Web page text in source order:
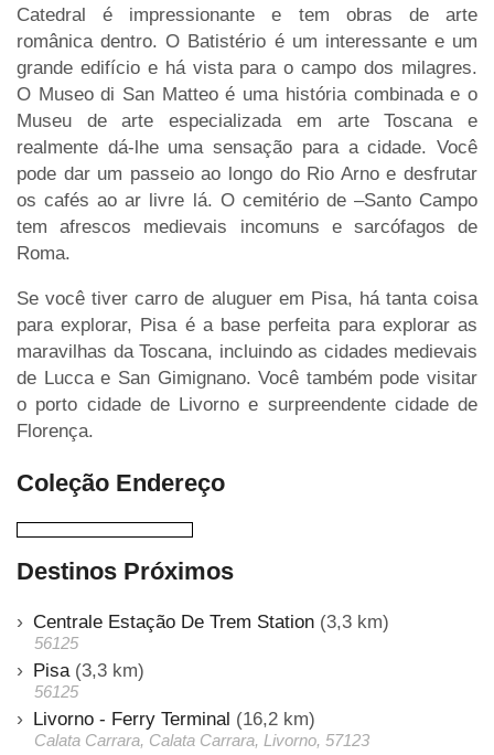
Catedral é impressionante e tem obras de arte
românica dentro. O Batistério é um interessante e um
grande edifício e há vista para o campo dos milagres.
O Museo di San Matteo é uma história combinada e o
Museu de arte especializada em arte Toscana e
realmente dá-lhe uma sensação para a cidade. Você
pode dar um passeio ao longo do Rio Arno e desfrutar
os cafés ao ar livre lá. O cemitério de –Santo Campo
tem afrescos medievais incomuns e sarcófagos de
Roma.
Se você tiver carro de aluguer em Pisa, há tanta coisa
para explorar, Pisa é a base perfeita para explorar as
maravilhas da Toscana, incluindo as cidades medievais
de Lucca e San Gimignano. Você também pode visitar
o porto cidade de Livorno e surpreendente cidade de
Florença.
Coleção Endereço
Destinos Próximos
Centrale Estação De Trem Station (3,3 km)
56125
Pisa (3,3 km)
56125
Livorno - Ferry Terminal (16,2 km)
Calata Carrara, Calata Carrara, Livorno, 57123